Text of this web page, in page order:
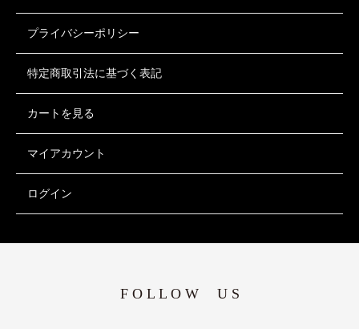
プライバシーポリシー
特定商取引法に基づく表記
カートを見る
マイアカウント
ログイン
F O L L O W U S